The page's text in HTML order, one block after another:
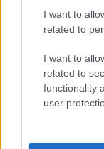
I want to
related to
I want to
related to
functionality
user